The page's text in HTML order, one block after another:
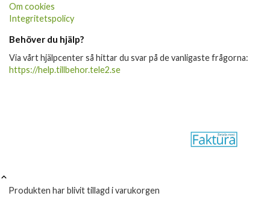
Om cookies
Integritetspolicy
Behöver du hjälp?
Via vårt hjälpcenter så hittar du svar på de vanligaste frågorna:
https://help.tillbehor.tele2.se
Produkten har blivit tillagd i varukorgen